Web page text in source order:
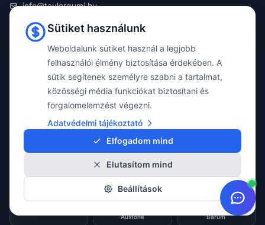
info@taylorgumi.hu
1194 Budapest
Méta utca 13.
📅 Időpont foglalás
Gumiabroncs márkák széles választékban
85 prémium és középkategóriás gumimárka – minden méretben elérhető
Aplus Apollo Arivo
Austone
Barum
Sütiket használunk
Weboldalunk sütiket használ a legjobb
felhasználói élmény biztosítása érdekében. A
sütik segítenek személyre szabni a tartalmat,
közösségi média funkciókat biztosítani és
forgalomelemzést végezni.
Adatvédelmi tájékoztató
Elfogadom mind
Elutasítom mind
Beállítások